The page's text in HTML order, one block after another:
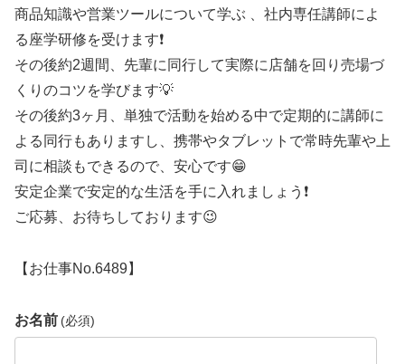
商品知識や営業ツールについて学ぶ 、社内専任講師によ
る座学研修を受けます❗
その後約2週間、先輩に同行して実際に店舗を回り売場づ
くりのコツを学びます💡
その後約3ヶ月、単独で活動を始める中で定期的に講師に
よる同行もありますし、携帯やタブレットで常時先輩や上
司に相談もできるので、安心です😁
安定企業で安定的な生活を手に入れましょう❗
ご応募、お待ちしております😉
【お仕事No.6489】
お名前 (必須)